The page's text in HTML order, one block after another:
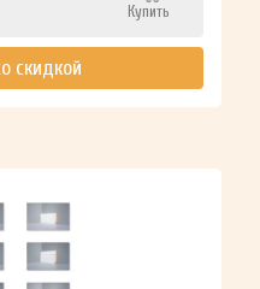
Купить
скидкой